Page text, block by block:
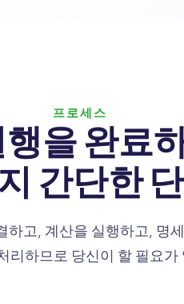
프로세스
을 완료
간단한 단
고, 계산을 실행하고, 명
리하므로 당신이 할 필요가